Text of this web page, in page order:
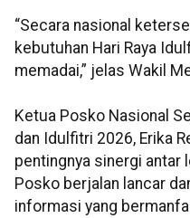
“Secara nasional
kebutuhan Hari Raya
memadai,” jelas Wakil
Ketua Posko Nasional
dan Idulfitri 2026, Erika
pentingnya sinergi antar
Posko berjalan lancar
informasi yang